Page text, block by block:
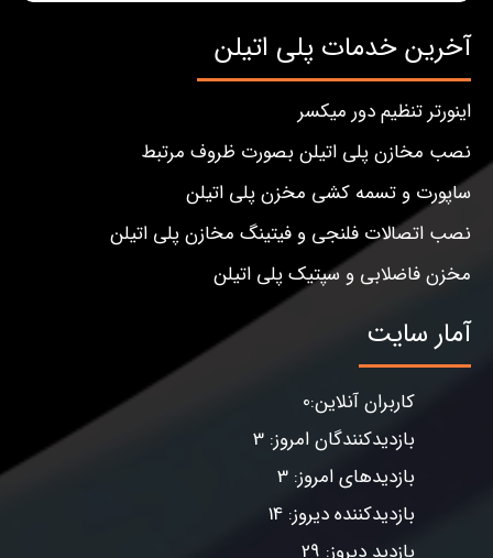
آخرین خدمات پلی اتیلن
اینورتر تنظیم دور میکسر
نصب مخازن پلی اتیلن بصورت ظروف مرتبط
ساپورت و تسمه کشی مخزن پلی اتیلن
نصب اتصالات فلنجی و فیتینگ مخازن پلی اتیلن
مخزن فاضلابی و سپتیک پلی اتیلن
آمار سایت
کاربران آنلاین:0
بازدیدکنندگان امروز: 3
بازدیدهای امروز: 3
بازدیدکننده دیروز: 14
بازدید دیروز: 29